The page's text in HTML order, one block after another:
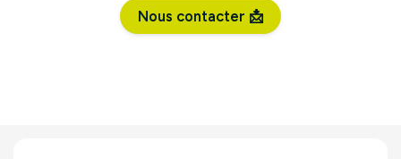
Nous contacter 📩